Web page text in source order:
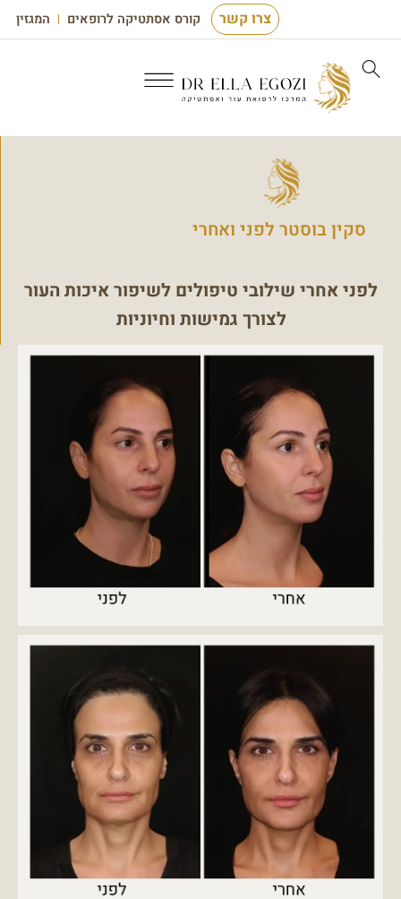
קורס אסתטיקה לרופאים המגזין צרו קשר
סקין בוסטר לפני ואחרי
לפני אחרי שילובי טיפולים לשיפור איכות העור
לצורך גמישות וחיוניות